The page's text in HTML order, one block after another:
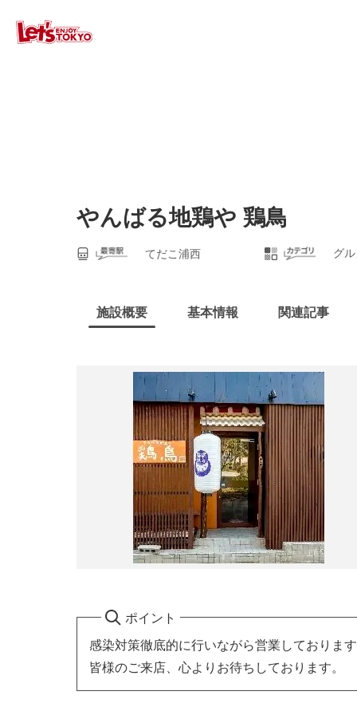
やんばる地鶏や 鶏鳥
てだこ浦西 グ
施設概要 基本情報 関連記事
ポイント
感染対策徹底的に行いながら営業しておりま
皆様のご来店、心よりお待ちしております。